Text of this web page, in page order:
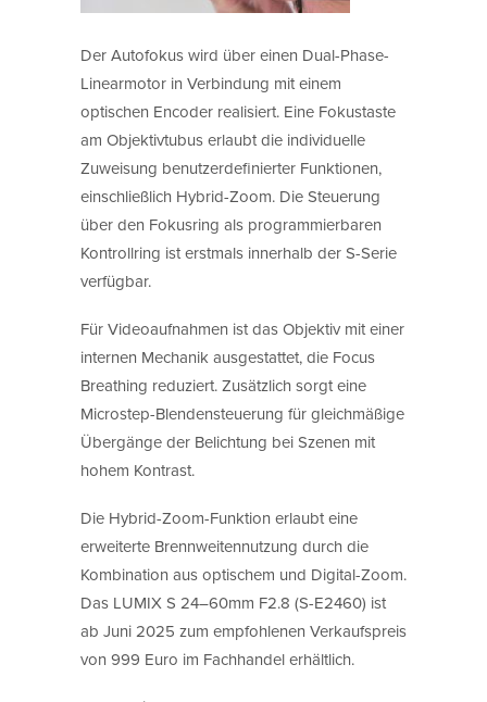
Der Autofokus wird über einen Dual-Phase-
Linearmotor in Verbindung mit einem
optischen Encoder realisiert. Eine Fokustaste
am Objektivtubus erlaubt die individuelle
Zuweisung benutzerdefinierter Funktionen,
einschließlich Hybrid-Zoom. Die Steuerung
über den Fokusring als programmierbaren
Kontrollring ist erstmals innerhalb der S-Serie
verfügbar.
Für Videoaufnahmen ist das Objektiv mit einer
internen Mechanik ausgestattet, die Focus
Breathing reduziert. Zusätzlich sorgt eine
Microstep-Blendensteuerung für gleichmäßige
Übergänge der Belichtung bei Szenen mit
hohem Kontrast.
Die Hybrid-Zoom-Funktion erlaubt eine
erweiterte Brennweitennutzung durch die
Kombination aus optischem und Digital-Zoom.
Das LUMIX S 24–60mm F2.8 (S-E2460) ist
ab Juni 2025 zum empfohlenen Verkaufspreis
von 999 Euro im Fachhandel erhältlich.